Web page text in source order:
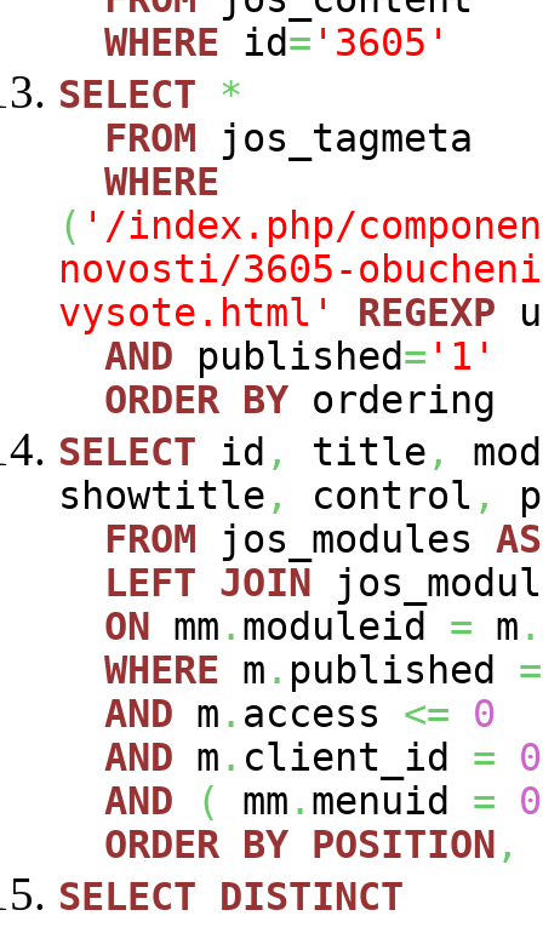
WHERE id= '3605'
SELECT
*
FROM jos_tagmeta
WHERE
( '/index.php/
novosti/3605-
vysote.html'
REGEXP
AND published= '1'
ORDER BY ordering
SELECT id , title ,
showtitle , control ,
FROM jos_modules AS
LEFT JOIN
ON mm . moduleid = m .
WHERE m . published =
AND m . access <=
0
AND m . client_id =
0
AND
( mm . menuid =
0
ORDER BY POSITION ,
SELECT
DISTINCT